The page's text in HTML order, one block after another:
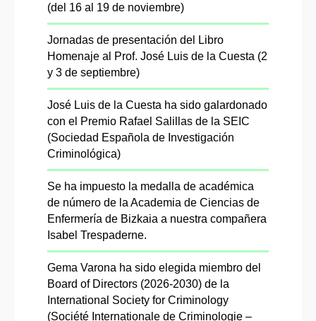
(del 16 al 19 de noviembre)
Jornadas de presentación del Libro
Homenaje al Prof. José Luis de la Cuesta (2
y 3 de septiembre)
José Luis de la Cuesta ha sido galardonado
con el Premio Rafael Salillas de la SEIC
(Sociedad Española de Investigación
Criminológica)
Se ha impuesto la medalla de académica
de número de la Academia de Ciencias de
Enfermería de Bizkaia a nuestra compañera
Isabel Trespaderne.
Gema Varona ha sido elegida miembro del
Board of Directors (2026-2030) de la
International Society for Criminology
(Société Internationale de Criminologie –